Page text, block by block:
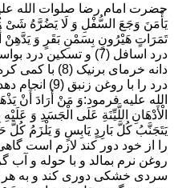
حضرت امام رضا صلوات الله
یَأْمَنَ وَجَعَ السُّفْلِ وَ لَا یَضُرَّهُ شَیْ ءٌ
تَمَرَاتٍ هَیْرُونٍ بِسَمْنِ بَقَرٍ وَ یَدَّهِنْ
درد اسافل (7) و
دانه خرمای
درد را با
الله علیه فرمود:وَ مَنْ أَرَادَ أَنْ
الْأَدْهَانِ اللَّیِّنَةِ عَلَى الْجَسَدِ وَ عَلَیْهِ
یَتَجَنَّبُ کُلَّ بَارِدٍ یَابِسٍ وَ یَلْزَمُ
روغن نرم بمالد و با حوله و آب